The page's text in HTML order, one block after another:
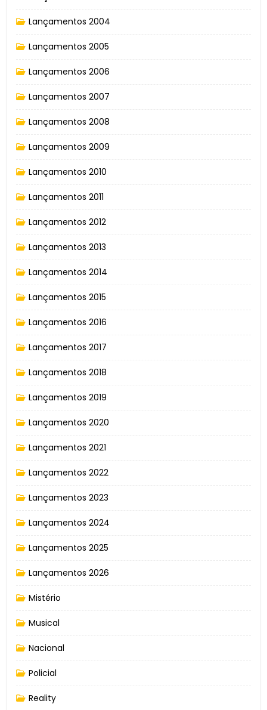
Lançamentos 2004
Lançamentos 2005
Lançamentos 2006
Lançamentos 2007
Lançamentos 2008
Lançamentos 2009
Lançamentos 2010
Lançamentos 2011
Lançamentos 2012
Lançamentos 2013
Lançamentos 2014
Lançamentos 2015
Lançamentos 2016
Lançamentos 2017
Lançamentos 2018
Lançamentos 2019
Lançamentos 2020
Lançamentos 2021
Lançamentos 2022
Lançamentos 2023
Lançamentos 2024
Lançamentos 2025
Lançamentos 2026
Mistério
Musical
Nacional
Policial
Reality